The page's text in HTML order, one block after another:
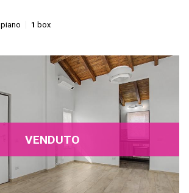
piano 1 box
VENDUTO